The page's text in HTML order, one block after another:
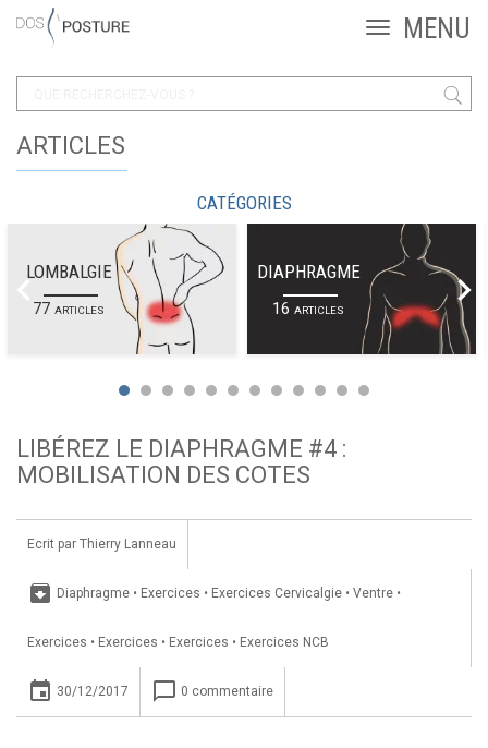
ARTICLES
CATÉGORIES
LOMBALGIE
77ARTICLES
DIAPHRAGME
16ARTICLES
LIBÉREZ LE DIAPHRAGME #4 :
MOBILISATION DES COTES
Ecrit par Thierry Lanneau
archive Diaphragme • Exercices • Exercices Cervicalgie • Ventre •
Exercices • Exercices • Exercices • Exercices NCB
insert_invitation 30/12/2017 chat_bubble_outline 0 commentaire